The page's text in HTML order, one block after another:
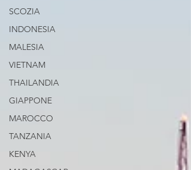
SCOZIA
INDONESIA
MALESIA
VIETNAM
THAILANDIA
GIAPPONE
MAROCCO
TANZANIA
KENYA